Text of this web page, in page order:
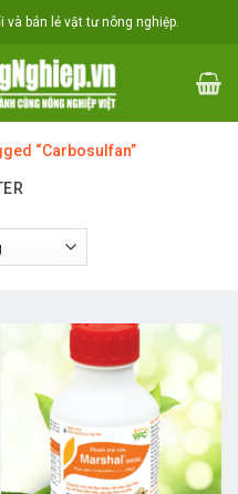
bán lẻ vật tư nông nghiệp.
“Carbosulfan”